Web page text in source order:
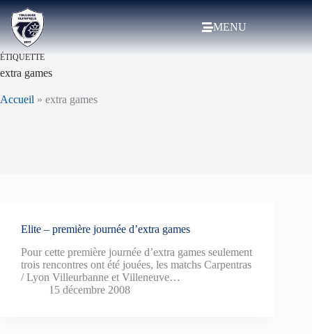
MENU
ÉTIQUETTE
extra games
Accueil » extra games
Elite – première journée d’extra games
Pour cette première journée d’extra games seulement
trois rencontres ont été jouées, les matchs Carpentras
/ Lyon Villeurbanne et Villeneuve…
15 décembre 2008